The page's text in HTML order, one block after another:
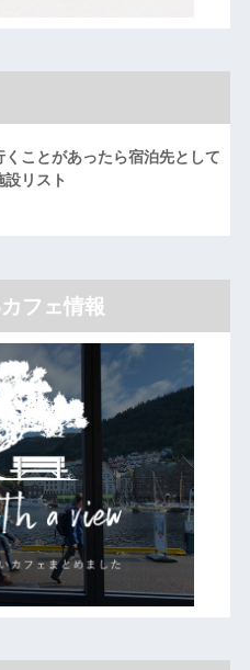
くことがあったら宿泊先として
リスト
フェ情報